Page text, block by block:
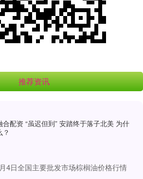
推荐资讯
合配资 “虽迟但到” 安踏终于落子北美 为什
？
4日全国主要批发市场棕榈油价格行情